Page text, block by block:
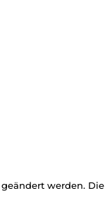
werden. Die